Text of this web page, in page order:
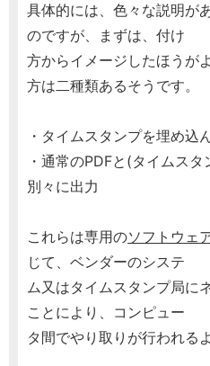
具体的には、色々な説明が
のですが、まずは、付け
方からイメージしたほうが
方は二種類あるそうです。
・タイムスタンプを埋め込
・通常のPDFと(タイムス
別々に出力
これらは専用のソフトウェ
じて、ベンダーのシステ
ム又はタイムスタンプ局に
ことにより、コンピュー
タ間でやり取りが行われる